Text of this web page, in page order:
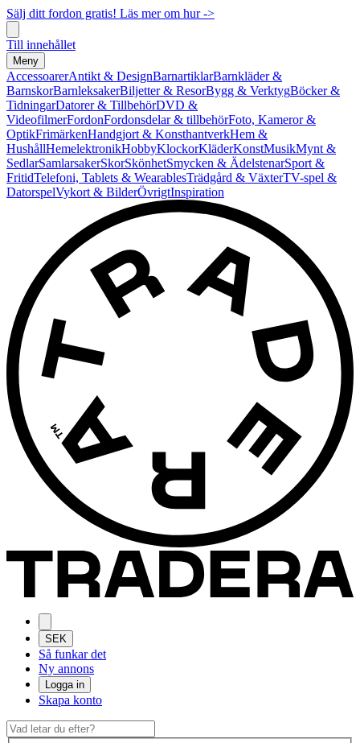
Sälj ditt fordon gratis! Läs mer om hur ->
Till innehållet
Meny
AccessoarerAntikt & DesignBarnartiklarBarnkläder &
BarnskorBarnleksakerBiljetter & ResorBygg & VerktygBöcker &
TidningarDatorer & TillbehörDVD &
VideofilmerFordonFordonsdelar & tillbehörFoto, Kameror &
OptikFrimärkenHandgjort & KonsthantverkHem &
HushållHemelektronikHobbyKlockorKläderKonstMusikMynt &
SedlarSamlarsakerSkorSkönhetSmycken & ÄdelstenarSport &
FritidTelefoni, Tablets & WearablesTrädgård & VäxterTV-spel &
DatorspelVykort & BilderÖvrigtInspiration
SEK
Så funkar det
Ny annons
Logga in
Skapa konto